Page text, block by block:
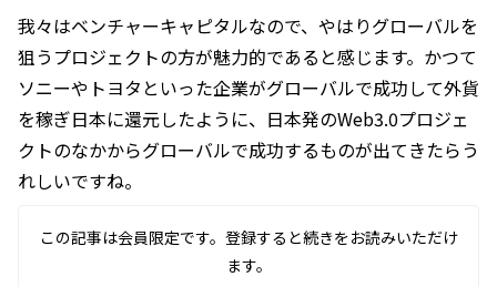
我々はベンチャーキャピタルなので、やはりグローバルを
狙うプロジェクトの方が魅力的であると感じます。かつて
ソニーやトヨタといった企業がグローバルで成功して外貨
を稼ぎ日本に還元したように、日本発のWeb3.0プロジェ
クトのなかからグローバルで成功するものが出てきたらう
れしいですね。
この記事は会員限定です。登録すると続きをお読みいただけ
ます。